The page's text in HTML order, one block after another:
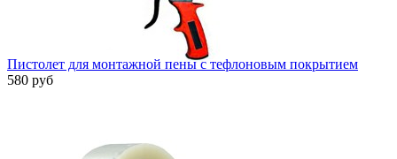
Пистолет для монтажной пены с тефлоновым покрытием
580 руб